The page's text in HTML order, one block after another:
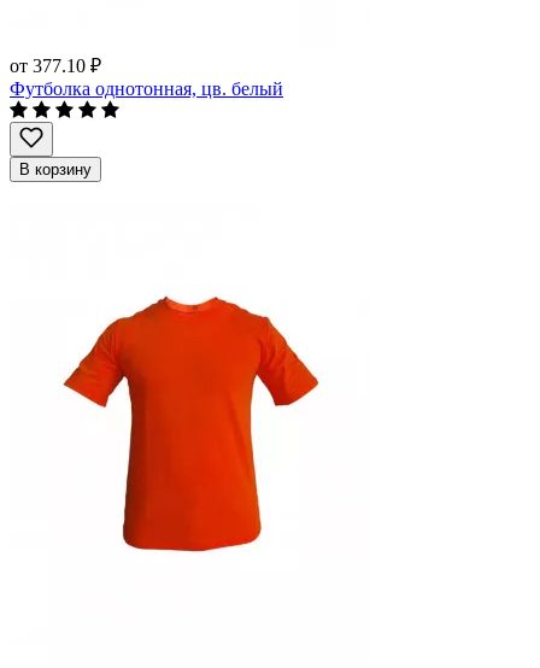
от 377.10 ₽
Футболка однотонная, цв. белый
В корзину